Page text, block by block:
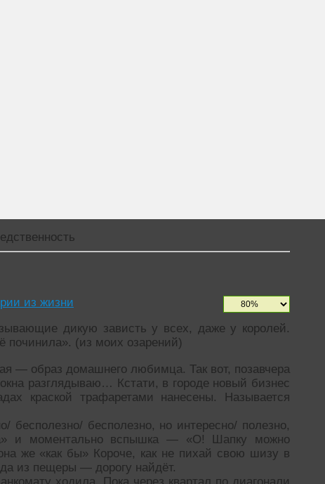
из жизни
дикую зависть у всех, даже у королей.
починила». (из моих озарений)
— образ домашнего любимца. Так вот, позавчера
разглядываю… Кстати, в городе новый бизнес
краской трафаретами нанесены. Называется
бесполезно, но интересно/ полезно,
и моментально вспышка — «О! Шапку можно
же «как бы» Короче, как не пихай свою шизу в
из пещеры — дорогу найдёт.